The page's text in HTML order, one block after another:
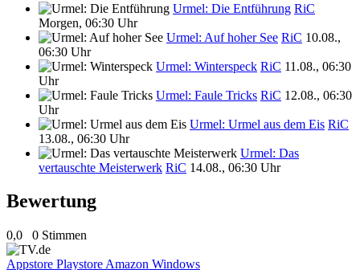
Urmel: Die Entführung RiC
Morgen, 06:30 Uhr
Urmel: Auf hoher See RiC 10.08.,
06:30 Uhr
Urmel: Winterspeck RiC 11.08., 06:30
Uhr
Urmel: Faule Tricks RiC 12.08., 06:30
Uhr
Urmel: Urmel aus dem Eis RiC
13.08., 06:30 Uhr
Urmel: Das
vertauschte Meisterwerk RiC 14.08., 06:30 Uhr
Bewertung
0,0 0 Stimmen
Appstore Playstore Amazon Windows